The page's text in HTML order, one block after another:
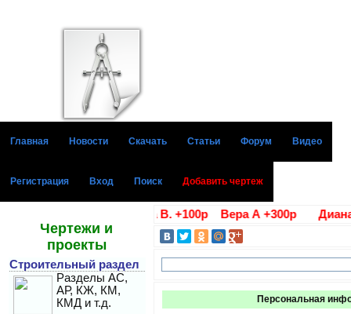
Главная Новости Скачать Статьи Форум Видео
Регистрация Вход Поиск Добавить чертеж
Чертежи и
проекты
Строительный раздел
Разделы АС,
АР, КЖ, КМ,
КМД и т.д.
благодарности Алла В. +100р Вера А +300р
Персональная